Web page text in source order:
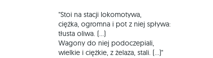
"Stoi na stacji lokomotywa,
ciężka, ogromna i pot z niej spływa:
tłusta oliwa. (...)
Wagony do niej podoczepiali,
wielkie i ciężkie, z żelaza, stali. (...)"